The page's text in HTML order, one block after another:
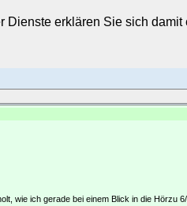
erklären Sie sich
wie ich gerade bei einem Blick in die Hörzu